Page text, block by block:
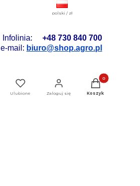
polski / zł
Infolinia: +48 730 840 700
e-mail: biuro@shop.agro.pl
Ulubione Zaloguj się
Produkty w
Koszyk